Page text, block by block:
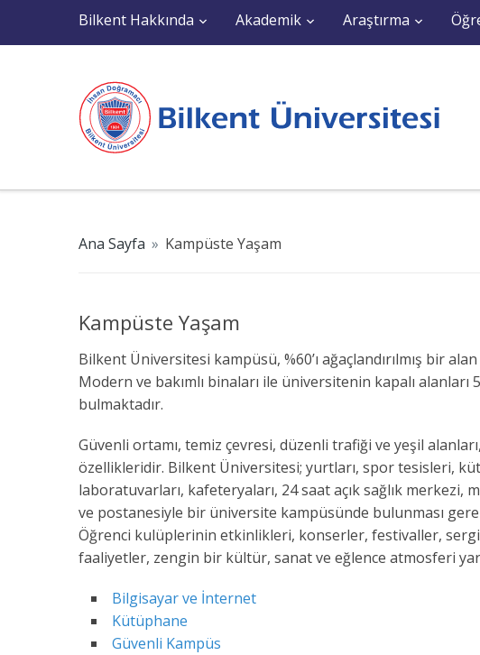
Bilkent Hakkında Akademik Araştırma
Ana Sayfa » Kampüste Yaşam
Kampüste Yaşam
Bilkent Üniversitesi kampüsü, %60’ı ağaçlandırılmış bir
Modern ve bakımlı binaları ile üniversitenin kapalı alanları
bulmaktadır.
Güvenli ortamı, temiz çevresi, düzenli trafiği ve yeşil
özellikleridir. Bilkent Üniversitesi; yurtları, spor tesisleri,
laboratuvarları, kafeteryaları, 24 saat açık sağlık merkezi,
ve postanesiyle bir üniversite kampüsünde bulunması
Öğrenci kulüplerinin etkinlikleri, konserler, festivaller,
faaliyetler, zengin bir kültür, sanat ve eğlence atmosferi
Bilgisayar ve İnternet
Kütüphane
Güvenli Kampüs